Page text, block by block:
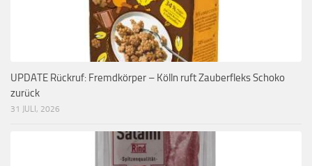
UPDATE Rückruf: Fremdkörper – Kölln ruft Zauberfleks Schoko
zurück
31 JULI, 2026